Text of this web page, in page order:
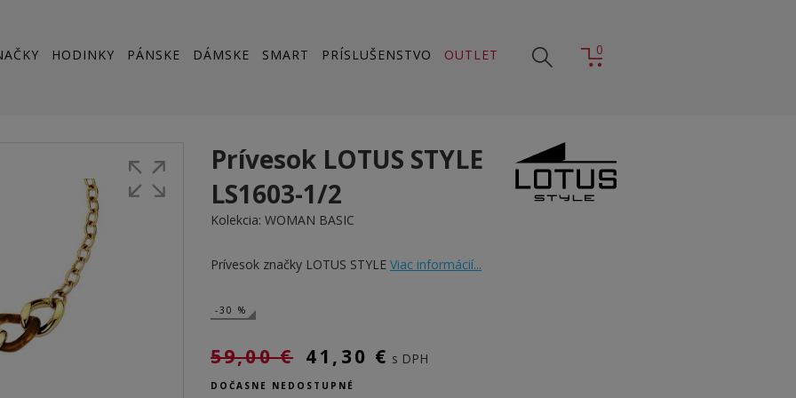
HODINKY PÁNSKE DÁMSKE SMART PRÍSLUŠENSTVO OUTLET 0
Prívesok LOTUS STYLE
LS1603-1/2
Kolekcia: WOMAN BASIC
Prívesok značky LOTUS STYLE Viac informácií...
-30 %
59,00 € 41,30 € s DPH
DOČASNE NEDOSTUPNÉ